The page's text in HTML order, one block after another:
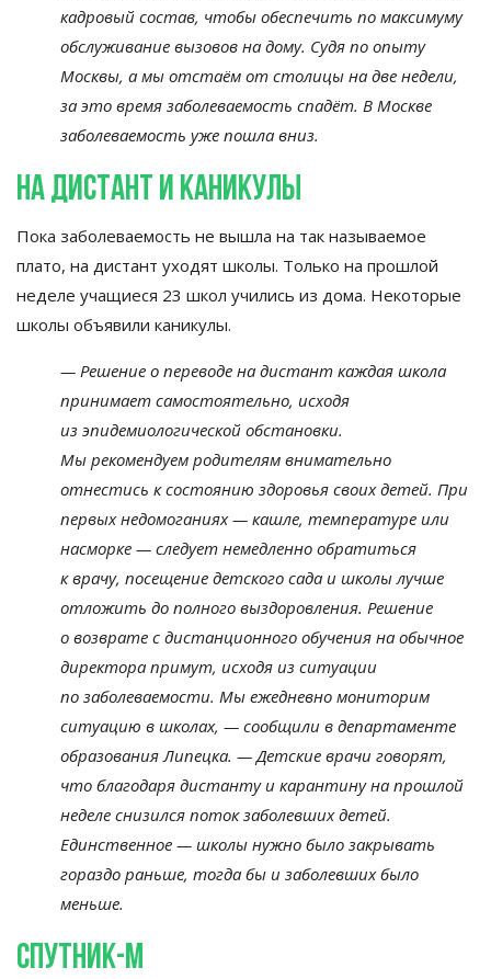
кадровый состав, чтобы обеспечить по максимуму
обслуживание вызовов на дому. Судя по опыту
Москвы, а мы отстаём от столицы на две недели,
за это время заболеваемость спадёт. В Москве
заболеваемость уже пошла вниз.
Надистант и каникулы
Пока заболеваемость не вышла на так называемое
плато, на дистант уходят школы. Только на прошлой
неделе учащиеся 23 школ учились из дома. Некоторые
школы объявили каникулы.
— Решение о переводе на дистант каждая школа
принимает самостоятельно, исходя
из эпидемиологической обстановки.
Мы рекомендуем родителям внимательно
отнестись к состоянию здоровья своих детей. При
первых недомоганиях — кашле, температуре или
насморке — следует немедленно обратиться
к врачу, посещение детского сада и школы лучше
отложить до полного выздоровления. Решение
о возврате с дистанционного обучения на обычное
директора примут, исходя из ситуации
по заболеваемости. Мы ежедневно мониторим
ситуацию в школах, — сообщили в департаменте
образования Липецка. — Детские врачи говорят,
что благодаря дистанту и карантину на прошлой
неделе снизился поток заболевших детей.
Единственное — школы нужно было закрывать
гораздо раньше, тогда бы и заболевших было
меньше.
Спутник-М